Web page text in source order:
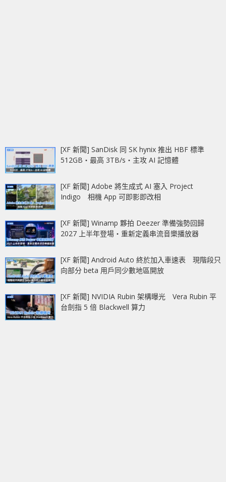
[XF 新聞] SanDisk 同 SK hynix 推出 HBF 標準
512GB‧最高 3TB/s‧主攻 AI 記憶體
[XF 新聞] Adobe 將生成式 AI 塞入 Project
Indigo 相機 App 可即影即改相
[XF 新聞] Winamp 夥拍 Deezer 準備強勢回歸
2027 上半年登場‧重新定義串流音樂播放器
[XF 新聞] Android Auto 終於加入車速表 現階段只
向部分 beta 用戶同少數地區開放
[XF 新聞] NVIDIA Rubin 架構曝光 Vera Rubin 平
台劍指 5 倍 Blackwell 算力